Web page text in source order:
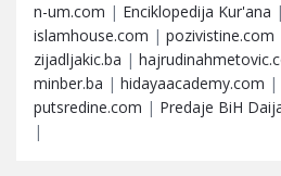
n-um.com | Enciklopedija Kur'ana |
islamhouse.com | pozivistine.com
zijadljakic.ba |
minber.ba | hidayaacademy.com |
putsredine.com | Predaje BiH
|